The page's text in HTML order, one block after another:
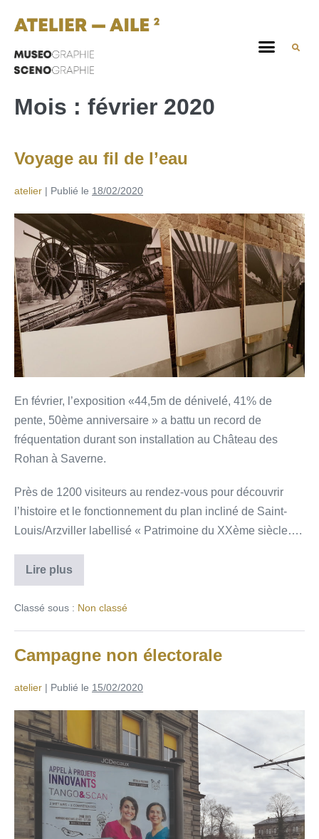
Mois : février 2020
Voyage au fil de l’eau
atelier | Publié le 18/02/2020
En février, l’exposition «44,5m de dénivelé, 41% de
pente, 50ème anniversaire » a battu un record de
fréquentation durant son installation au Château des
Rohan à Saverne.
Près de 1200 visiteurs au rendez-vous pour découvrir
l’histoire et le fonctionnement du plan incliné de Saint-
Louis/Arzviller labellisé « Patrimoine du XXème siècle….
Lire plus
Classé sous : Non classé
Campagne non électorale
atelier | Publié le 15/02/2020